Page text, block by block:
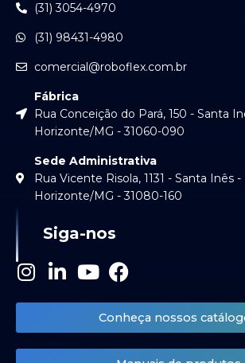
(31) 3054-4970
(31) 98431-4980
comercial@roboflex.com.br
Fábrica
Rua Conceição do Pará, 150 - Santa
Horizonte/MG - 31060-090
Sede Administrativa
Rua Vicente Risola, 1131 - Santa Inês -
Horizonte/MG - 31080-160
Siga-nos
I
s
t
a
L
n
k
e
Y
u
t
u
F
c
e
b
Conheça nossos